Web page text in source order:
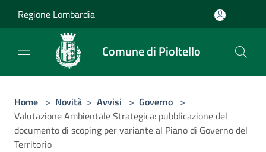
Regione Lombardia
Comune di Pioltello
Home > Novità > Avvisi > Governo >
Valutazione Ambientale Strategica: pubblicazione del
documento di scoping per variante al Piano di Governo del
Territorio